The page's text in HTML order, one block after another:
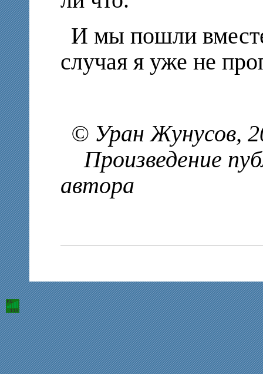
И мы пошли
случая я уже не
© Уран Жунусов,
Произведение
автора